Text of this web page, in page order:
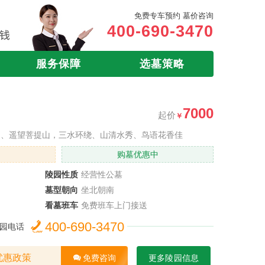
免费专车预约 墓价咨询
400-690-3470
服务保障 选墓策略
遥望菩提山，三水环绕、山清水秀、鸟语花香佳
起价 7000
购墓优惠中
陵园性质 经营性公墓
墓型朝向 坐北朝南
看墓班车 免费班车上门接送
电话 400-690-3470
惠政策 免费咨询 更多陵园信息